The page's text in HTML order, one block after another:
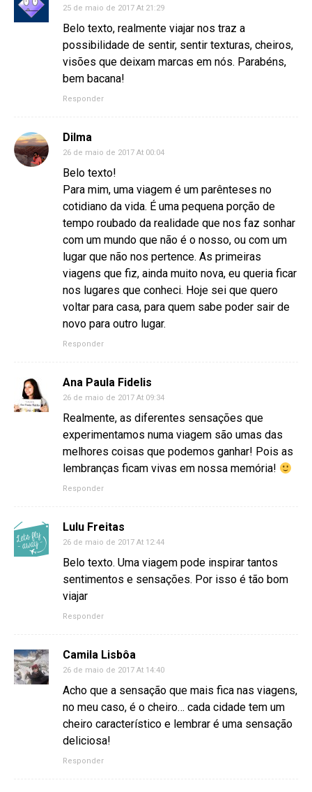
25 de maio de 2017 At 21:29
Belo texto, realmente viajar nos traz a
possibilidade de sentir, sentir texturas, cheiros,
visões que deixam marcas em nós. Parabéns,
bem bacana!
Responder
Dilma
26 de maio de 2017 At 00:04
Belo texto!
Para mim, uma viagem é um parênteses no
cotidiano da vida. É uma pequena porção de
tempo roubado da realidade que nos faz sonhar
com um mundo que não é o nosso, ou com um
lugar que não nos pertence. As primeiras
viagens que fiz, ainda muito nova, eu queria ficar
nos lugares que conheci. Hoje sei que quero
voltar para casa, para quem sabe poder sair de
novo para outro lugar.
Responder
Ana Paula Fidelis
26 de maio de 2017 At 09:34
Realmente, as diferentes sensações que
experimentamos numa viagem são umas das
melhores coisas que podemos ganhar! Pois as
lembranças ficam vivas em nossa memória!
Responder
Lulu Freitas
26 de maio de 2017 At 12:44
Belo texto. Uma viagem pode inspirar tantos
sentimentos e sensações. Por isso é tão bom
viajar
Responder
Camila Lisbôa
26 de maio de 2017 At 14:40
Acho que a sensação que mais fica nas viagens,
no meu caso, é o cheiro… cada cidade tem um
cheiro característico e lembrar é uma sensação
deliciosa!
Responder